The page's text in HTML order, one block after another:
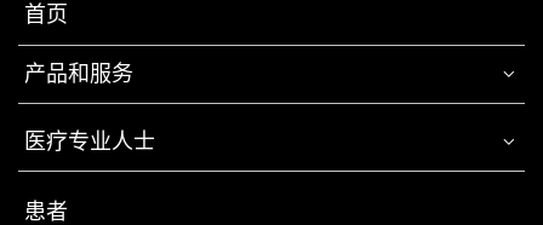
首页
产品和服务
医疗专业人士
患者